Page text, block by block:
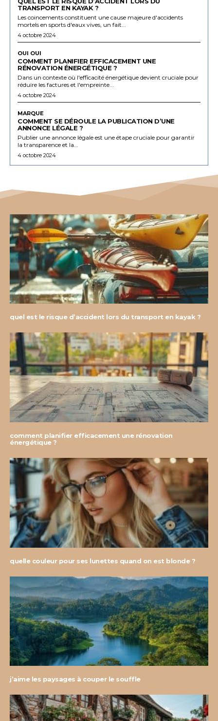
TRANSPORT EN KAYAK ?
Les coincements constituent une cause majeure d'accidents
mortels en sports d'eaux vives, un fait...
4 octobre 2024
OUI OUI
COMMENT PLANIFIER EFFICACEMENT UNE
RÉNOVATION ÉNERGÉTIQUE ?
Dans un contexte où l'efficacité énergétique devient cruciale pour
réduire les factures et l'empreinte...
4 octobre 2024
MARQUE
COMMENT SE DÉROULE LA PUBLICATION D’UNE
ANNONCE LÉGALE ?
Publier une annonce légale est une étape cruciale pour garantir
la transparence et la...
4 octobre 2024
quel est le risque d’accident lors du transport en kayak ?
comment planifier efficacement une rénovation
énergétique ?
quelle couleur pour ses lunettes quand on est blonde ?
j’aime les paysages à couper le souffle